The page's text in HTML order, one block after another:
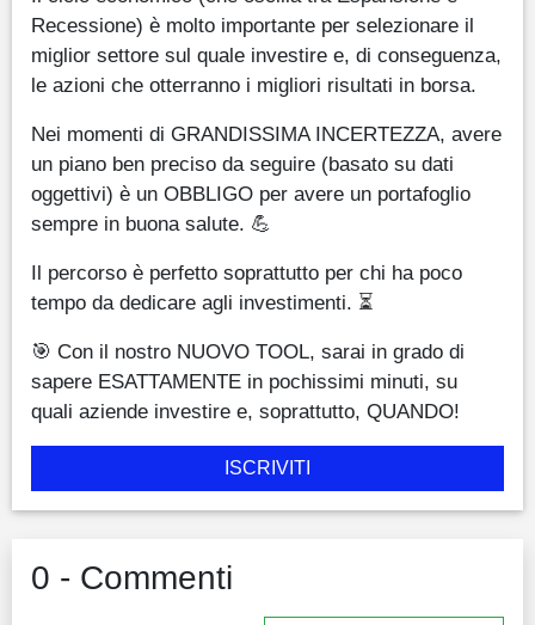
Recessione) è molto importante per selezionare il
miglior settore sul quale investire e, di conseguenza,
le azioni che otterranno i migliori risultati in borsa.
Nei momenti di GRANDISSIMA INCERTEZZA, avere
un piano ben preciso da seguire (basato su dati
oggettivi) è un OBBLIGO per avere un portafoglio
sempre in buona salute. 💪
Il percorso è perfetto soprattutto per chi ha poco
tempo da dedicare agli investimenti. ⏳
🎯 Con il nostro NUOVO TOOL, sarai in grado di
sapere ESATTAMENTE in pochissimi minuti, su
quali aziende investire e, soprattutto, QUANDO!
ISCRIVITI
0 - Commenti